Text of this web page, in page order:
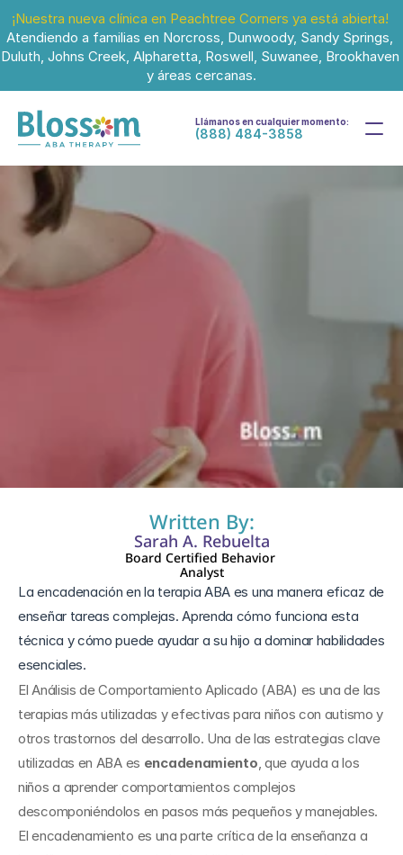
¡Nuestra nueva clínica en Peachtree Corners ya está abierta!
Atendiendo a familias en Norcross, Dunwoody, Sandy Springs,
Duluth, Johns Creek, Alpharetta, Roswell, Suwanee, Brookhaven
y áreas cercanas.
Llámanos en cualquier momento:
(888) 484-3858
Written By:
Sarah A. Rebuelta
Board Certified Behavior
Analyst
La encadenación en la terapia ABA es una manera eficaz de
enseñar tareas complejas. Aprenda cómo funciona esta
técnica y cómo puede ayudar a su hijo a dominar habilidades
esenciales.
El Análisis de Comportamiento Aplicado (ABA) es una de las
terapias más utilizadas y efectivas para niños con autismo y
otros trastornos del desarrollo. Una de las estrategias clave
utilizadas en ABA es encadenamiento, que ayuda a los
niños a aprender comportamientos complejos
descomponiéndolos en pasos más pequeños y manejables.
El encadenamiento es una parte crítica de la enseñanza a